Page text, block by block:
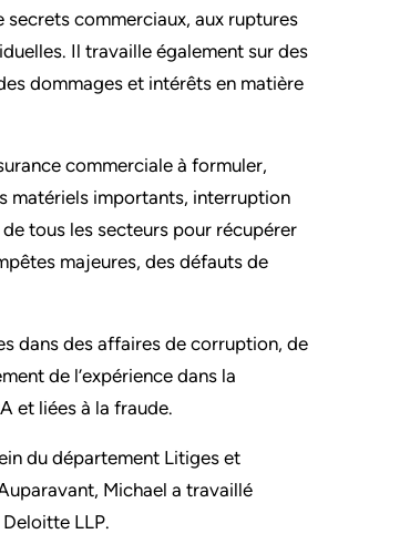
commerciaux, aux ruptures
Il travaille également sur des
dommages et intérêts en matière
commerciale à formuler,
matériels importants, interruption
tous les secteurs pour récupérer
majeures, des défauts de
dans des affaires de corruption, de
de l’expérience dans la
et liées à la fraude.
du département Litiges et
Michael a travaillé
LLP.